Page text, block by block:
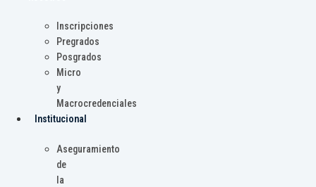
Inscripciones
Pregrados
Posgrados
Micro
y
Macrocredenciales
Institucional
Aseguramiento
de
la